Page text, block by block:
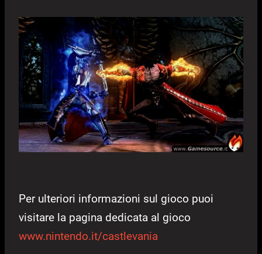
Per ulteriori informazioni sul gioco puoi
visitare la pagina dedicata al gioco
www.nintendo.it/castlevania